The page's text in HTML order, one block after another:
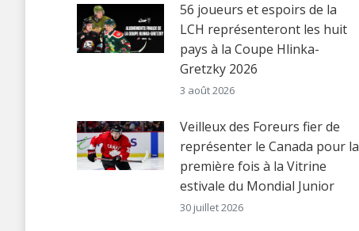
56 joueurs et espoirs de la
LCH représenteront les huit
pays à la Coupe Hlinka-
Gretzky 2026
3 août 2026
Veilleux des Foreurs fier de
représenter le Canada pour la
première fois à la Vitrine
estivale du Mondial Junior
30 juillet 2026